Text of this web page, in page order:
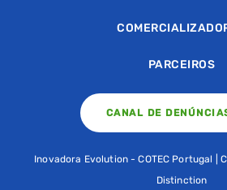
PARCEIROS
CANAL DE
Inovadora Evolution - COTEC Portugal |
Distinction